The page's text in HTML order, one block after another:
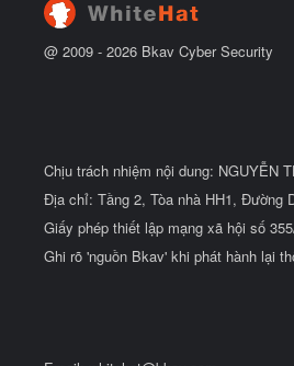
@ 2009 - 2026 Bkav Cyber Security
Chịu trách nhiệm nội dung: NGUYỄN
Địa chỉ: Tầng 2, Tòa nhà HH1, Đường
Giấy phép thiết lập mạng xã hội số
Ghi rõ 'nguồn Bkav' khi phát hành lại